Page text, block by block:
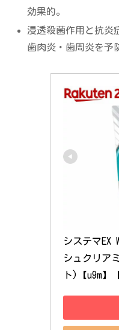
効果的。
浸透殺菌作用と抗炎
歯肉炎・歯周炎を予
システマEX
シュクリア
ト)【u9m】